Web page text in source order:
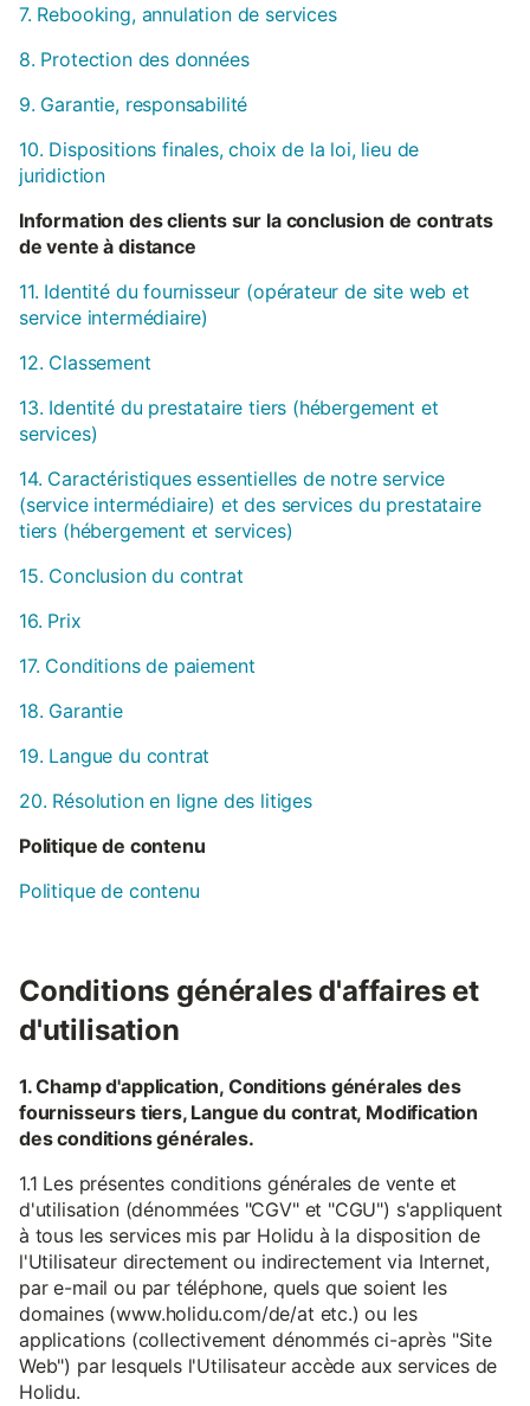
7. Rebooking, annulation de services
8. Protection des données
9. Garantie, responsabilité
10. Dispositions finales, choix de la loi, lieu de
juridiction
Information des clients sur la conclusion de contrats
de vente à distance
11. Identité du fournisseur (opérateur de site web et
service intermédiaire)
12. Classement
13. Identité du prestataire tiers (hébergement et
services)
14. Caractéristiques essentielles de notre service
(service intermédiaire) et des services du prestataire
tiers (hébergement et services)
15. Conclusion du contrat
16. Prix
17. Conditions de paiement
18. Garantie
19. Langue du contrat
20. Résolution en ligne des litiges
Politique de contenu
Politique de contenu
Conditions générales d'affaires et
d'utilisation
1. Champ d'application, Conditions générales des
fournisseurs tiers, Langue du contrat, Modification
des conditions générales.
1.1 Les présentes conditions générales de vente et
d'utilisation (dénommées "CGV" et "CGU") s'appliquent
à tous les services mis par Holidu à la disposition de
l'Utilisateur directement ou indirectement via Internet,
par e-mail ou par téléphone, quels que soient les
domaines (www.holidu.com/de/at etc.) ou les
applications (collectivement dénommés ci-après "Site
Web") par lesquels l'Utilisateur accède aux services de
Holidu.